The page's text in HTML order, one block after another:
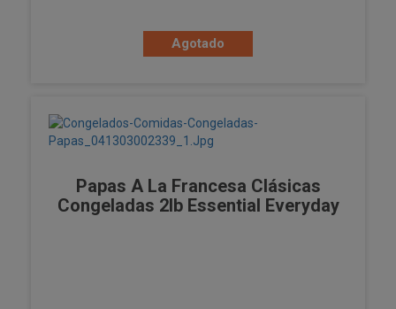
Agotado
Papas A La Francesa Clásicas
Congeladas 2lb Essential Everyday